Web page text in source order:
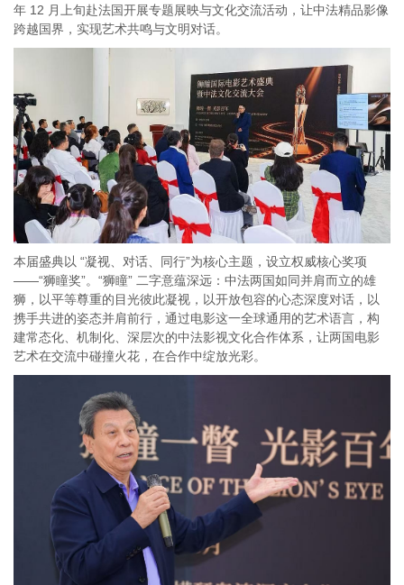
年 12 月上旬赴法国开展专题展映与文化交流活动，让中法精品影像
跨越国界，实现艺术共鸣与文明对话。
本届盛典以 “凝视、对话、同行”为核心主题，设立权威核心奖项
——“狮瞳奖”。“狮瞳” 二字意蕴深远：中法两国如同并肩而立的雄
狮，以平等尊重的目光彼此凝视，以开放包容的心态深度对话，以
携手共进的姿态并肩前行，通过电影这一全球通用的艺术语言，构
建常态化、机制化、深层次的中法影视文化合作体系，让两国电影
艺术在交流中碰撞火花，在合作中绽放光彩。